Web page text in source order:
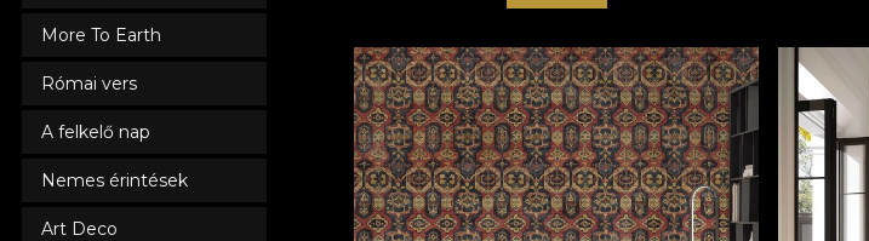
More To Earth
Római vers
A felkelő nap
Nemes érintések
Art Deco